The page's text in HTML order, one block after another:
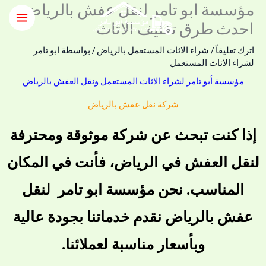
مؤسسة ابو تامر لنقل عفش بالرياض ..
احدث طرق تغليف الاثاث
اترك تعليقاً / شراء الاثاث المستعمل بالرياض/ بواسطة ابو تامر
لشراء الاثاث المستعمل
مؤسسة أبو تامر لشراء الاثاث المستعمل ونقل العفش بالرياض
شركة نقل عفش بالرياض
إذا كنت تبحث عن شركة موثوقة ومحترفة
لنقل العفش في الرياض، فأنت في المكان
المناسب. نحن مؤسسة ابو تامر لنقل
عفش بالرياض نقدم خدماتنا بجودة عالية
وبأسعار مناسبة لعملائنا.